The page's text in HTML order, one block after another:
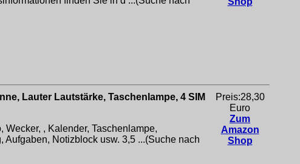
Lauter Lautstärke, Taschenlampe, 4 SIM
, Kalender, Taschenlampe,
Notizblock usw. 3,5 ...(Suche nach
Preis:28,30
Euro
Zum
Amazon
Shop